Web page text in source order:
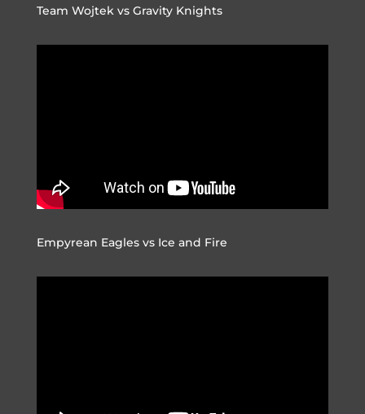
Team Wojtek vs Gravity Knights
Empyrean Eagles vs Ice and Fire